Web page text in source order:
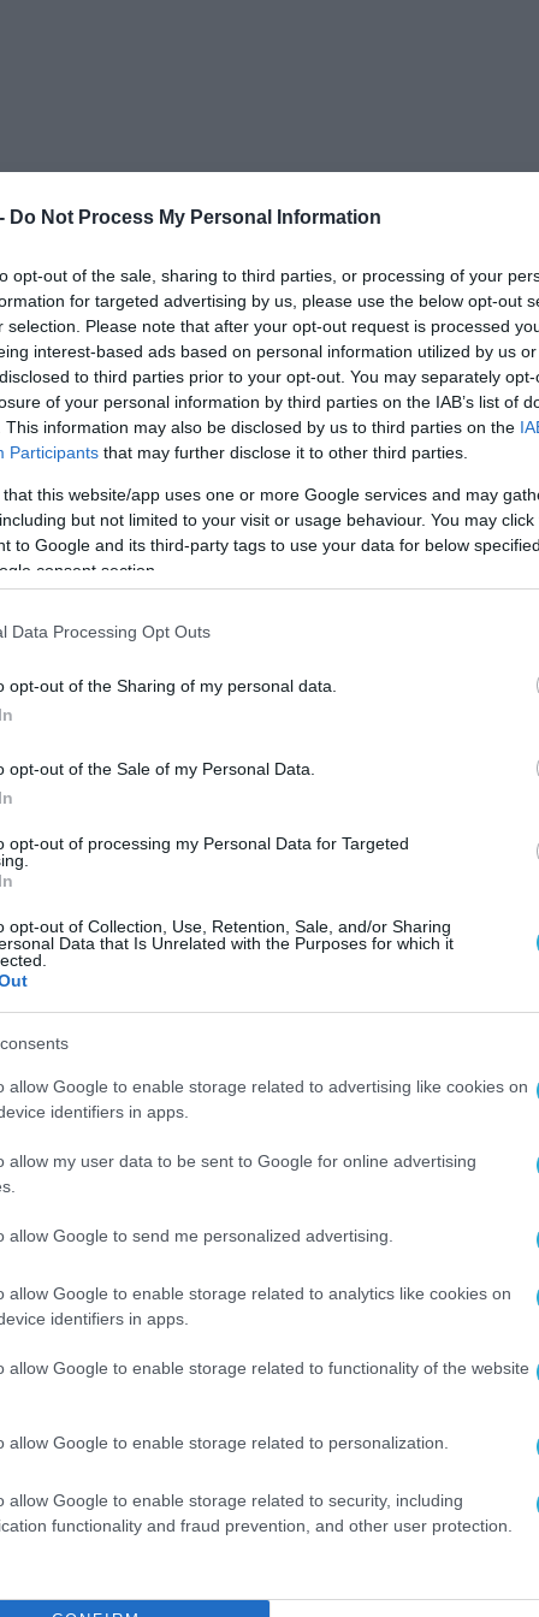
Do Not Process My Personal Information
opt-out of the sale, sharing to third parties, or processing of your
for targeted advertising by us, please use the below opt-out
selection. Please note that after your opt-out request is processed
interest-based ads based on personal information utilized by us
to third parties prior to your opt-out. You may separately
of your personal information by third parties on the IAB’s list of
This information may also be disclosed by us to third parties on the
Participants that may further disclose it to other third parties.
that this website/app uses one or more Google services and may
but not limited to your visit or usage behaviour. You may
to Google and its third-party tags to use your data for below
consent section.
Data Processing Opt Outs
opt-out of the Sharing of my personal data.
opt-out of the Sale of my Personal Data.
opt-out of processing my Personal Data for Targeted
opt-out of Collection, Use, Retention, Sale, and/or Sharing
Data that Is Unrelated with the Purposes for which it
allow Google to enable storage related to advertising like cookies on
identifiers in apps.
allow my user data to be sent to Google for online advertising
allow Google to send me personalized advertising.
allow Google to enable storage related to analytics like cookies on
identifiers in apps.
allow Google to enable storage related to functionality of the website
allow Google to enable storage related to personalization.
allow Google to enable storage related to security, including
functionality and fraud prevention, and other user protection.
, με τη συμμετοχή περισσότερων από 120
από 15 αραβικές χώρες, ο
Ψαθάς, παρουσίασε τις προοπτικές της
και φαρμάκου, καθώς και τον ρόλο των
δραστηριότητας και την προσέλκυση
τον ρόλο της ΕΤΒΑ ΒΙ.ΠΕ. στην προσέλκυση
της υγείας και του φαρμάκου. Όπως
οργανωμένο υποδοχέα βιομηχανικής
Πάρκων, περισσότερες από 2.000
εργαζομένους.
Πάρκο της ΕΤΒΑ ΒΙ.ΠΕ. προσφέρει
με σύγχρονες υποδομές, σαφείς χρήσεις
και δυνατότητες συνεργειών μεταξύ
κίνδυνο και επιταχύνοντας την
Τρίπολης, το οποίο εξελίσσεται σε έναν
στην Ευρώπη.
Μετάβασης (ΣΔΑΜ), προσελκύει νέες
οικοσύστημα που καλύπτει το
ότι τα έργα που βρίσκονται σε
τα 500 εκατ. ευρώ και αναμένεται να
εργασίας υψηλής εξειδίκευσης. Κεντρικό
οι εταιρείες DEMO, WinMedica και
βάση της χώρας με νέες
της ΕΤΒΑ ΒΙ.ΠΕ., η οποία
συμμόρφωση, ενεργειακή
Όπως επισήμανε, μέσω του Ταμείου
50 εκατ. ευρώ σε επιλεγμένα
την ελκυστικότητά τους.
hub της Τρίπολης συνιστά ένα
που ενισχύει την παραγωγική αυτονομία της
φαρμακευτική αγορά και δημιουργεί